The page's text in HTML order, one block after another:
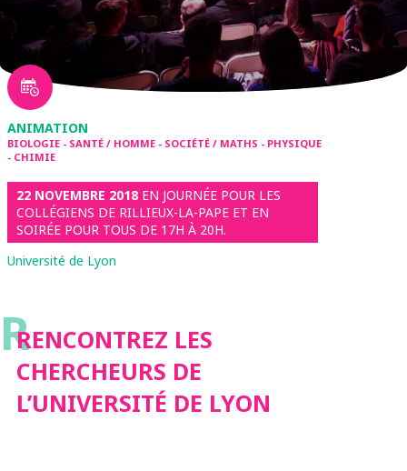
ANIMATION
BIOLOGIE - SANTÉ / HOMME - SOCIÉTÉ / MATHS - PHYSIQUE
- CHIMIE
22 NOVEMBRE 2018EN JOURNÉE POUR LES
COLLÉGIENS DE RILLIEUX-LA-PAPE ET EN
SOIRÉE POUR TOUS DE 17H À 20H.
Université de Lyon
RRENCONTREZ LES
CHERCHEURS DE
L’UNIVERSITÉ DE LYON